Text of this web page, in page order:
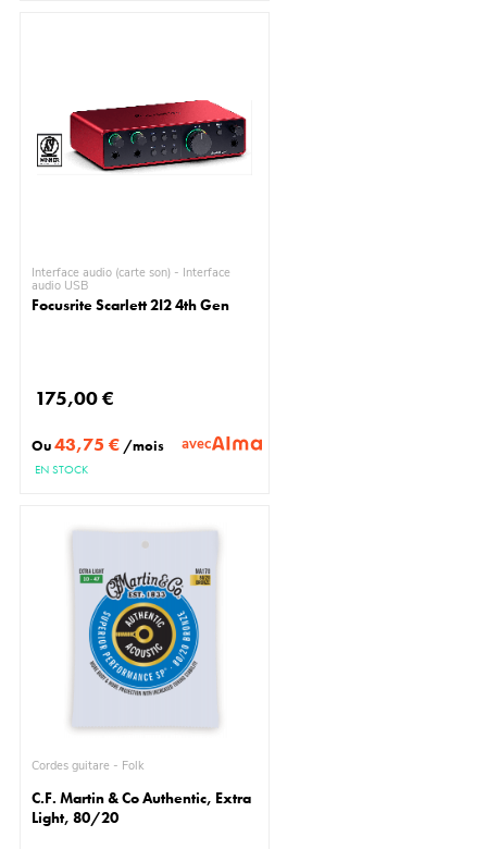
Interface audio (carte son) - Interface
audio USB
Focusrite Scarlett 2I2 4th Gen
175,00 €
Ou43,75 € /mois avec
EN STOCK
Cordes guitare - Folk
C.F. Martin & Co Authentic, Extra
Light, 80/20